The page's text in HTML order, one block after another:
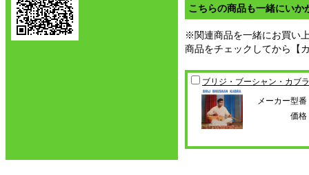
こちらの商品も一緒にいか
※関連商品を一緒にお買い
商品をチェックしてから【
ブリジ・ブーシャン・カブ
メーカー型番
価格